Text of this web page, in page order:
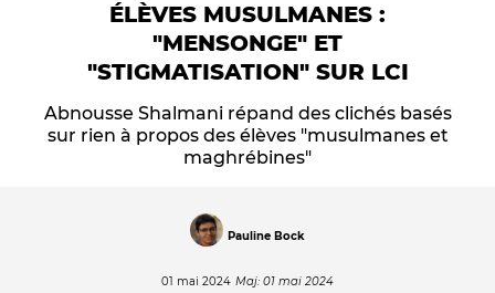
ÉLÈVES MUSULMANES :
"MENSONGE" ET
"STIGMATISATION" SUR LCI
Abnousse Shalmani répand des clichés basés
sur rien à propos des élèves "musulmanes et
maghrébines"
Pauline Bock
01 mai 2024 Maj: 01 mai 2024